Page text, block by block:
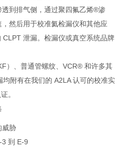
到排气侧，通过聚四氟乙烯®渗
然后用于校准氦检漏仪和其他应
泄漏。检漏仪或真空系统品牌
）、普通管螺纹、VCR® 和许多其
附有在我们的 A2LA 认可的校准实
。
威胁
3 到 E-9